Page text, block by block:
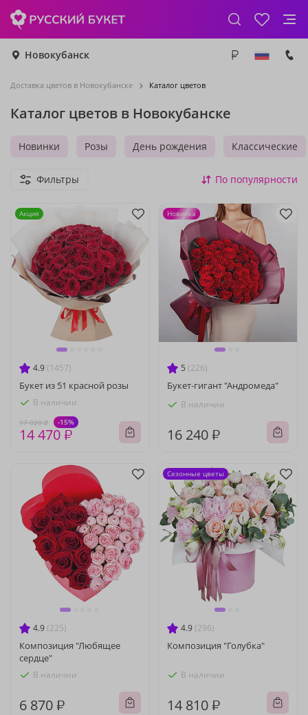
Новокубанск
Доставка цветов в Новокубанске Каталог цветов
Каталог цветов в Новокубанске
Новинки Розы День рождения Классические
Фильтры По популярности
4.9 (1457)
Букет из 51 красной розы
В наличии
17 020 ₽ -15%
14 470 ₽
Акция
5 (226)
Букет-гигант "Андромеда"
В наличии
16 240 ₽
Новинка
4.9 (225)
Композиция "Любящее
сердце"
В наличии
6 870 ₽
4.9 (296)
Композиция "Голубка"
В наличии
14 810 ₽
Сезонные цветы